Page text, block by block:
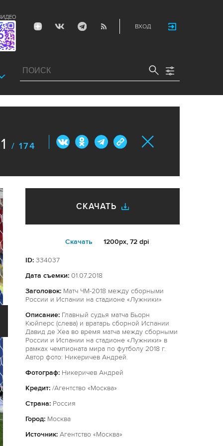
ВХОД
1 / 174
СКАЧАТЬ
Cкачать 1200px, 72 dpi
ID: 334037
Дата съемки: 01.07.2018
Заголовок: Матч ЧМ-2018 между сборными
России и Испании на стадионе «Лужники»
Описание: Главный судья матча Бьорн
Кюйперс (слева) и вратарь сборной Испании
Давид де Хеа во время матча между сборными
России и Испании на стадионе «Лужники» в
рамках чемпионата мира по футболу 2018 г.
Автор фото: Никеричев Андрей.
Фотограф: Никеричев Андрей
Кредит: /Агентство «Москва»
Страна: Россия
Город: Москва
Источник: Агентство «Москва»